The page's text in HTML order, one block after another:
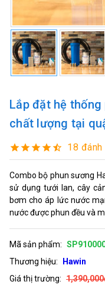
Lắp đặt hệ
chất lượng tại
18 đánh
Combo bộ phun sương
sử dụng tưới lan, cây
bơm cho áp lức nước
nước được phun đều và
Mã sản phẩm:
Thương hiệu:
Hawin
Giá thị trường: